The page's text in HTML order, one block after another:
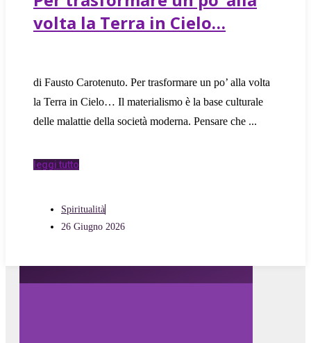
volta la Terra in Cielo…
di Fausto Carotenuto. Per trasformare un po’ alla volta
la Terra in Cielo… Il materialismo è la base culturale
delle malattie della società moderna. Pensare che
leggi tutto
Spiritualità
26 Giugno 2026